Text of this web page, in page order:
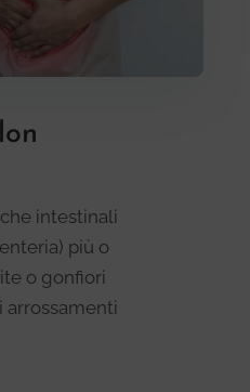
intestinali
più o
o gonfiori
arrossamenti